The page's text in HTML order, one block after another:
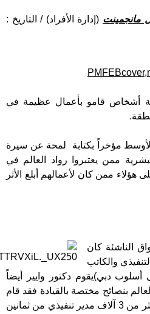
مانجمينت (إدارة الأفراد) / التاريخ :
أشخاص قامو بأعمال عظيمة في
مؤخراً بكتابة لمحة عن سيرة
ممن يعتبروا رواد العالم في
هؤلاء ممن كان لأعمالهم أبلغ الأثر
الناشئة كان
والكاتب
أسلوب دبي)يقوم دكتور وايير أيضاً
بنصائح مختصة بالقيادة فقد قام
حتي الآن بتقديم المساعدة لأكثر من 3 آلاف مدير تنفيذي من ثمانين